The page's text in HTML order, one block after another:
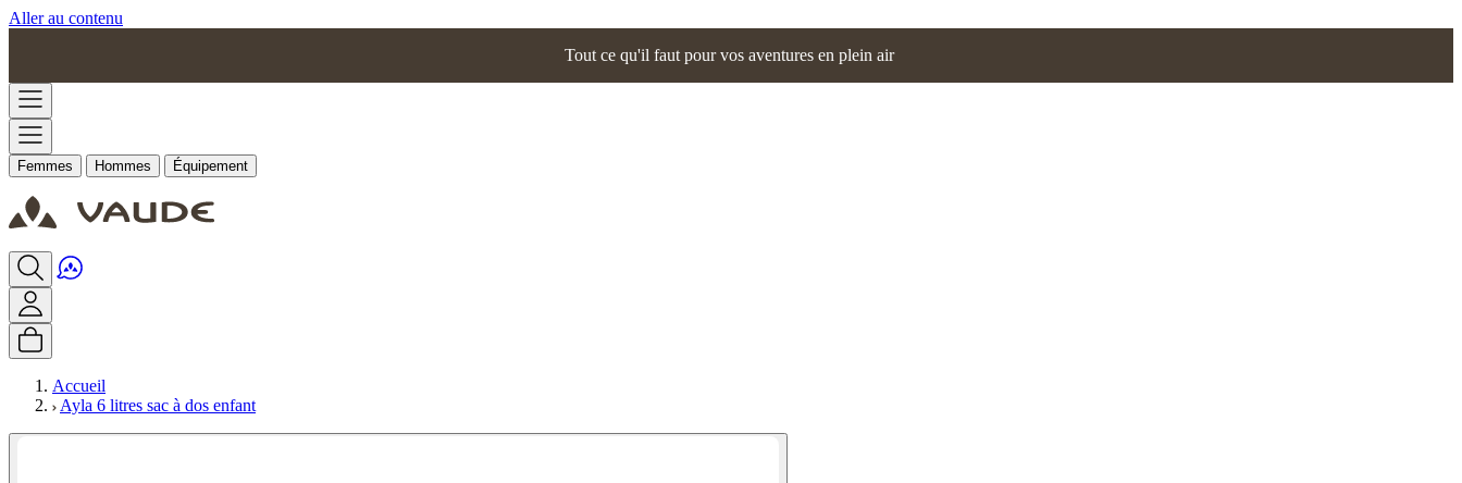
Aller au contenu
Tout ce qu'il faut pour vos aventures en plein air
Femmes Hommes Équipement
Accueil
Ayla 6 litres sac à dos enfant